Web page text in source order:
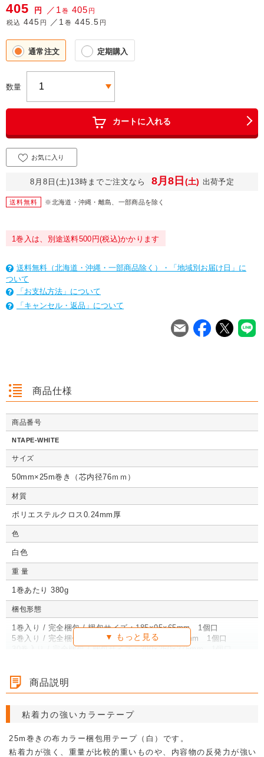
405 円 ／1 巻 405 円
税込 445 円 ／1 巻 445.5 円
通常注文 定期購入
数量
カートに入れる
8月8日(土)13時までご注文なら 8月8日 (土) 出荷予定
お気に入り
送料無料 ※北海道・沖縄・離島、一部商品を除く
1巻入は、別途送料500円(税込)かかります
送料無料（北海道・沖縄・一部商品除く）・「地域別お届け日」に
ついて
「お支払方法」について
「キャンセル・返品」について
コポス最大）※A4
1枚 21.1円～
詳しくみる
価格※
詳しくみる 詳しくみる 詳し
クッション封筒（ネ
不可
1枚 21.1円～
能）※キャンペーン
クッション封筒（ネ
コポス最大）※A4
不可
1枚 21.1円～
イズ 段ボール箱
番段ボール箱（DA0
イズ 段ボ
商品仕様
商品番号
NTAPE-WHITE
サイズ
50mm×25m巻き（芯内径76ｍｍ）
材質
ポリエステルクロス0.24mm厚
色
白色
重 量
1巻あたり 380g
梱包形態
1巻入り / 完全梱包 / 梱包サイズ：185×95×65mm 1個口
5巻入り / 完全梱包 / 梱包サイズ：250×140×140mm 1個口
30巻入り / 完全梱包 / 梱包サイズ：390×260×275mm 1個口
テープ
商品説明
粘着力の強いカラーテープ
25m巻きの布カラー梱包用テープ（白）です。
粘着力が強く、重量が比較的重いものや、内容物の反発力が強い